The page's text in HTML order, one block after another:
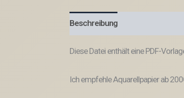
Beschreibung
Diese Datei enthält eine PDF-
Ich empfehle Aquarellpapier ab